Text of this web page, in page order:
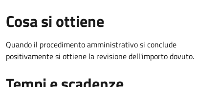
Cosa si ottiene
Quando il procedimento amministrativo si conclude
positivamente si ottiene la revisione dell'importo dovuto.